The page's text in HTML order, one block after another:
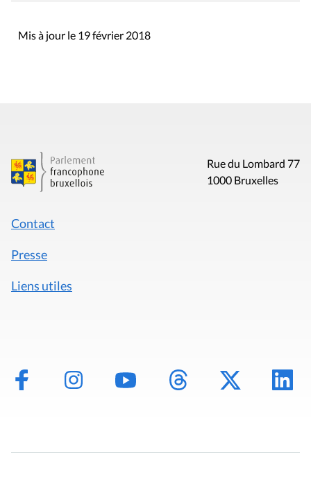
Mis à jour le 19 février 2018
Rue du Lombard 77
1000 Bruxelles
Contact
Presse
Liens utiles